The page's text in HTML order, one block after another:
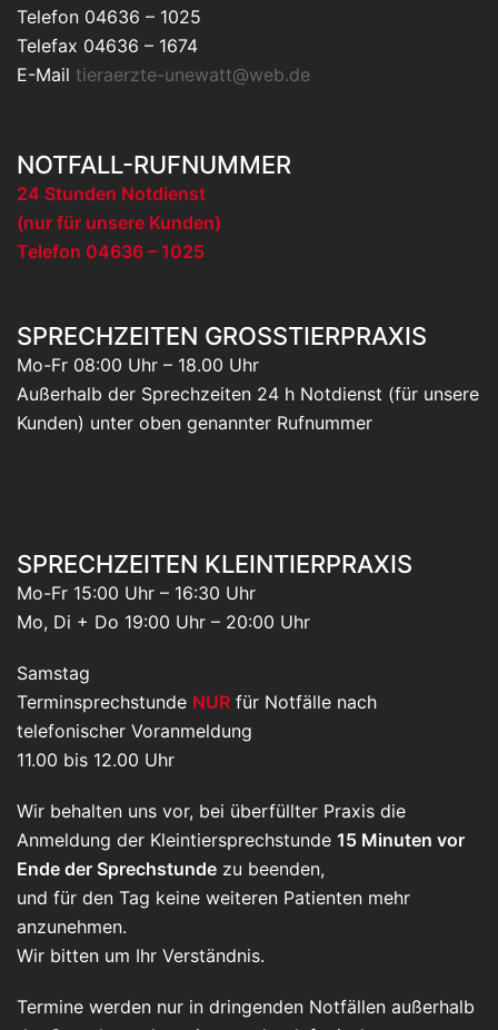
Telefon 04636 – 1025
Telefax 04636 – 1674
E-Mail tieraerzte-unewatt@web.de
NOTFALL-RUFNUMMER
24 Stunden Notdienst
(nur für unsere Kunden)
Telefon 04636 – 1025
SPRECHZEITEN GROSSTIERPRAXIS
Mo-Fr 08:00 Uhr – 18.00 Uhr
Außerhalb der Sprechzeiten 24 h Notdienst (für unsere
Kunden) unter oben genannter Rufnummer
SPRECHZEITEN KLEINTIERPRAXIS
Mo-Fr 15:00 Uhr – 16:30 Uhr
Mo, Di + Do 19:00 Uhr – 20:00 Uhr
Samstag
Terminsprechstunde NUR für Notfälle nach
telefonischer Voranmeldung
11.00 bis 12.00 Uhr
Wir behalten uns vor, bei überfüllter Praxis die
Anmeldung der Kleintiersprechstunde 15 Minuten vor
Ende der Sprechstunde zu beenden,
und für den Tag keine weiteren Patienten mehr
anzunehmen.
Wir bitten um Ihr Verständnis.
Termine werden nur in dringenden Notfällen außerhalb